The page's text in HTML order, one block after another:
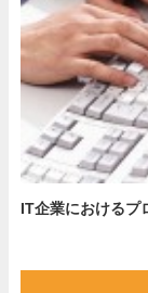
IT企業におけるプ